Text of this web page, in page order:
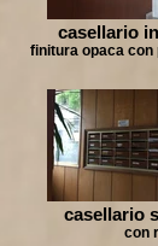
casellario
finitura opaca con
casellario
con